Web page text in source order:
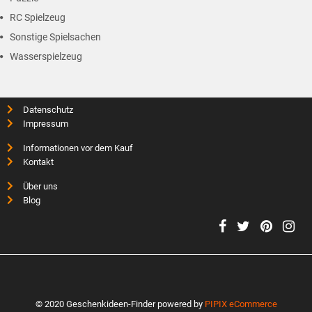
RC Spielzeug
Sonstige Spielsachen
Wasserspielzeug
Datenschutz
Impressum
Informationen vor dem Kauf
Kontakt
Über uns
Blog
© 2020 Geschenkideen-Finder powered by PIPIX eCommerce